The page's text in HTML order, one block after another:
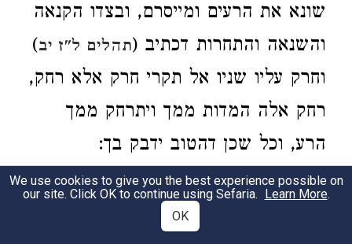
שונא את הרעים ומייסרם, ובצדו הקנאה
והשנאה והתחרות דכתיב (תהלים ל"ז יב)
וחרק עליו שניו אל תקרי חרק אלא רחק,
רחק אלה המדות ממך ויתרחק ממך
הרע, וכל שכן דהטוב ידבק בך:
He said to them, "Enter and hear the
details of the vowel points of the Torah of
We use cookies to give you the best experience possible on
our site. Click OK to continue using Sefaria. Learn More.
OK